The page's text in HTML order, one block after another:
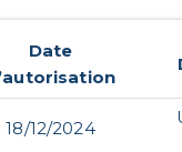
Date
18/12/2024